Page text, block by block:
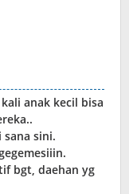
anak kecil bisa
sini.
bgt, daehan yg